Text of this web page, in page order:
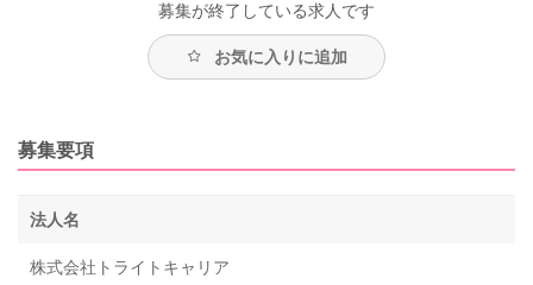
募集が終了している求人です
お気に入りに追加
募集要項
法人名
株式会社トライトキャリア